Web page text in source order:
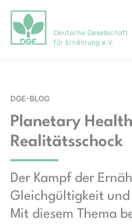
Deutsche Gesellschaft
für Ernährung e.V.
DGE-BLOG
Planetary
Realitätsschock
Der Kampf der
Gleichgültigkeit und
Mit diesem Thema